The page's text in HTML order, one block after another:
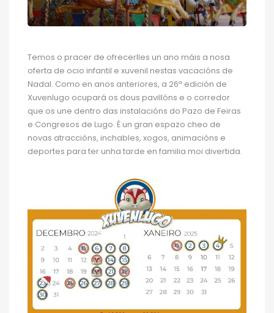
Temos o pracer de ofrecerlles un ano máis a nosa
oferta de ocio infantil e xuvenil nestas vacacións de
Nadal. Como en anos anteriores, a 26ª edición de
Xuvenlugo ocupará os dous pavillóns e o corredor
que os une dentro das instalacións do Pazo de Feiras
e Congresos de Lugo. É un gran espazo cheo de
novas atraccións, inchables, xogos, animacións e
deportes para ter unha tarde en familia moi divertida.